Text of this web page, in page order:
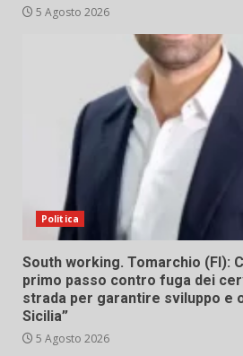
5 Agosto 2026
Politica
South working. Tomarchio (FI):
primo passo contro fuga dei
strada per garantire sviluppo e
Sicilia”
5 Agosto 2026